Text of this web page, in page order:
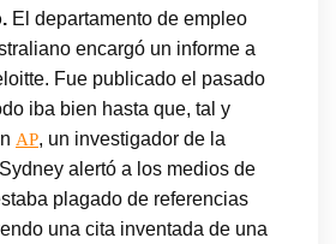
El departamento de empleo
encargó un informe a
Fue publicado el pasado
iba bien hasta que, tal y
AP, un investigador de la
alertó a los medios de
plagado de referencias
una cita inventada de una